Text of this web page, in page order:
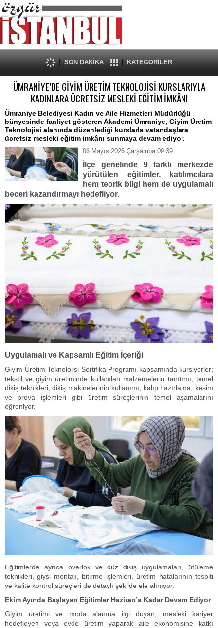
SON DAKİKA KATEGORİLER
ÜMRANİYE’DE GİYİM ÜRETİM TEKNOLOJİSİ KURSLARIYLA
KADINLARA ÜCRETSİZ MESLEKİ EĞİTİM İMKÂNI
Ümraniye Belediyesi Kadın ve Aile Hizmetleri Müdürlüğü
bünyesinde faaliyet gösteren Akademi Ümraniye, Giyim Üretim
Teknolojisi alanında düzenlediği kurslarla vatandaşlara
ücretsiz mesleki eğitim imkânı sunmaya devam ediyor.
06 Mayıs 2026 Çarşamba 09:39
İlçe genelinde 9 farklı merkezde
yürütülen eğitimler, katılımcılara
hem teorik bilgi hem de uygulamalı
beceri kazandırmayı hedefliyor.
Uygulamalı ve Kapsamlı Eğitim İçeriği
Giyim Üretim Teknolojisi Sertifika Programı kapsamında kursiyerler;
tekstil ve giyim üretiminde kullanılan malzemelerin tanıtımı, temel
dikiş teknikleri, dikiş makinelerinin kullanımı, kalıp hazırlama, kesim
ve prova işlemleri gibi üretim süreçlerinin temel aşamalarını
öğreniyor.
Eğitimlerde ayrıca overlok ve düz dikiş uygulamaları, ütüleme
teknikleri, giysi montajı, bitirme işlemleri, üretim hatalarının tespiti
ve kalite kontrol süreçleri de detaylı şekilde ele alınıyor.
Ekim Ayında Başlayan Eğitimler Haziran’a Kadar Devam Ediyor
Giyim üretimi ve moda alanına ilgi duyan, mesleki kariyer
hedefleyen veya evde üretim yaparak aile ekonomisine katkı